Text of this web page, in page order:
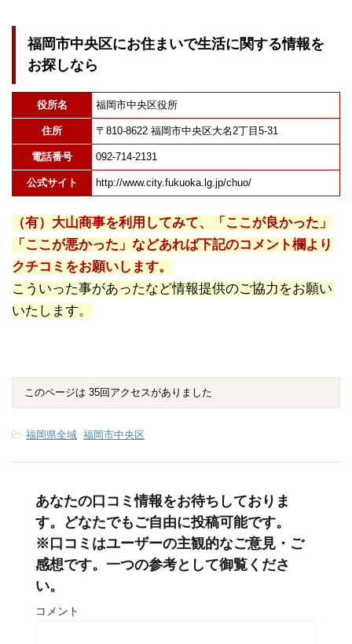
福岡市中央区にお住まいで生活に関する情報を
お探しなら
役所名 福岡市中央区役所
住所 〒810-8622 福岡市中央区大名2丁目5-31
電話番号 092-714-2131
公式サイト http://www.city.fukuoka.lg.jp/chuo/
（有）大山商事を利用してみて、「ここが良かった」
「ここが悪かった」などあれば下記のコメント欄より
クチコミをお願いします。
こういった事があったなど情報提供のご協力をお願い
いたします。
このページは 35回アクセスがありました
-福岡県全域, 福岡市中央区
あなたの口コミ情報をお待ちしておりま
す。どなたでもご自由に投稿可能です。
※口コミはユーザーの主観的なご意見・ご
感想です。一つの参考として御覧くださ
い。
コメント